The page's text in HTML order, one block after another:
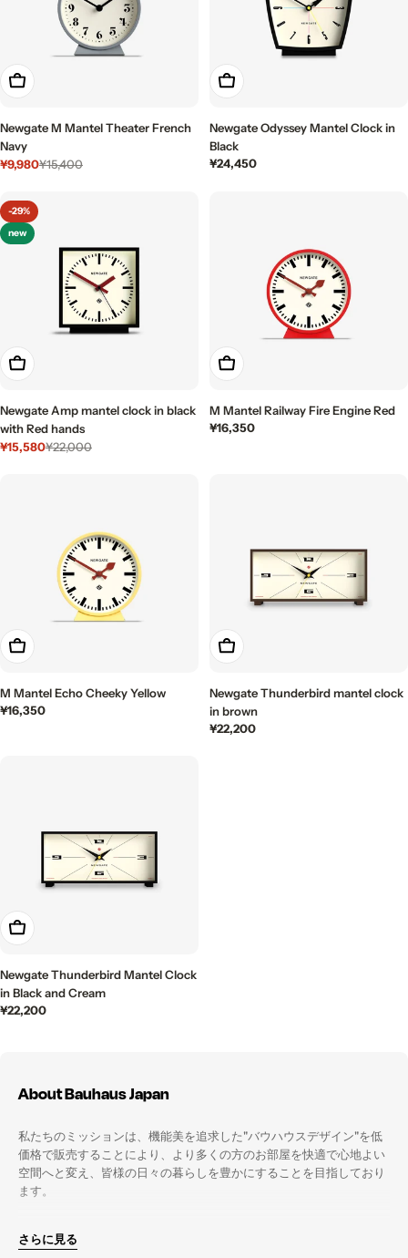
カートに入れる
Newgate M Mantel Theater French
Navy
セ
ル
価
格
¥9,980
通
価
格
¥15,400
カートに入れる
Newgate Odyssey Mantel Clock in
Black
通
¥24,450
-29%
new
カートに入れる
Newgate Amp mantel clock in black
with Red hands
セ
¥15,580
通
¥22,000
カートに入れる
M Mantel Railway Fire Engine Red
通
¥16,350
カートに入れる
M Mantel Echo Cheeky Yellow
通
¥16,350
カートに入れる
Newgate Thunderbird mantel clock
in brown
通
¥22,200
カートに入れる
Newgate Thunderbird Mantel Clock
in Black and Cream
通
¥22,200
About Bauhaus Japan
私たちのミッションは、機能美を追求した"バウハウスデザイン"を低
価格で販売することにより、より多くの方のお部屋を快適で心地よい
空間へと変え、皆様の日々の暮らしを豊かにすることを目指しており
ます。
「Bauhaus Japan」では、高品質でコンテンポラリーなバウハウスら
しい、ミニマルデザインの家具・照明を主に取り揃えております。
さらに見る